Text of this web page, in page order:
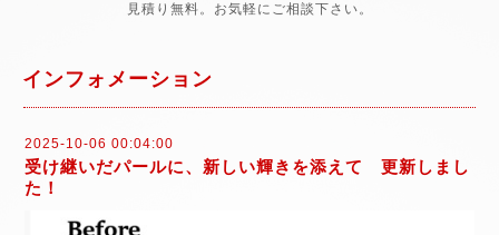
見積り無料。お気軽にご相談下さい。
インフォメーション
2025-10-06 00:04:00
受け継いだパールに、新しい輝きを添えて 更新しまし
た！